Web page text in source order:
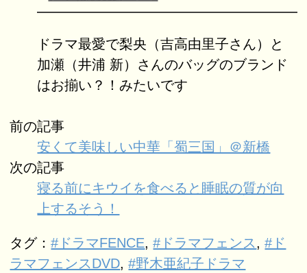
ドラマ最愛で梨央（吉高由里子さん）と
加瀬（井浦 新）さんのバッグのブランド
はお揃い？！みたいです
前の記事
安くて美味しい中華「蜀三国」＠新橋
次の記事
寝る前にキウイを食べると睡眠の質が向
上するそう！
タグ：#ドラマFENCE,#ドラマフェンス,#ド
ラマフェンスDVD,#野木亜紀子ドラマ